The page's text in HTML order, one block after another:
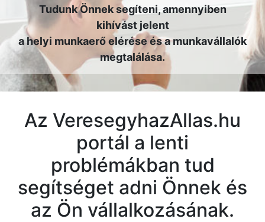
Tudunk Önnek segíteni, amennyiben
kihívást jelent
a helyi munkaerő elérése és a munkavállalók
megtalálása.
Az VeresegyhazAllas.hu
portál a lenti
problémákban tud
segítséget adni Önnek és
az Ön vállalkozásának.